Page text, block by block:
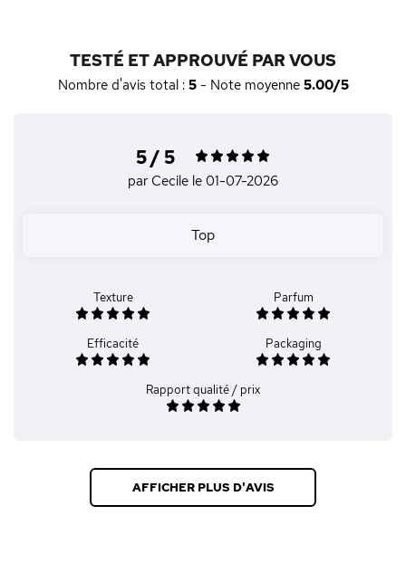
TESTÉ ET APPROUVÉ PAR VOUS
Nombre d'avis total : 5- Note moyenne 5.00/5
5 / 5
par Cecile le 01-07-2026
Top
Texture Parfum
Efficacité Packaging
Rapport qualité / prix
AFFICHER PLUS D'AVIS